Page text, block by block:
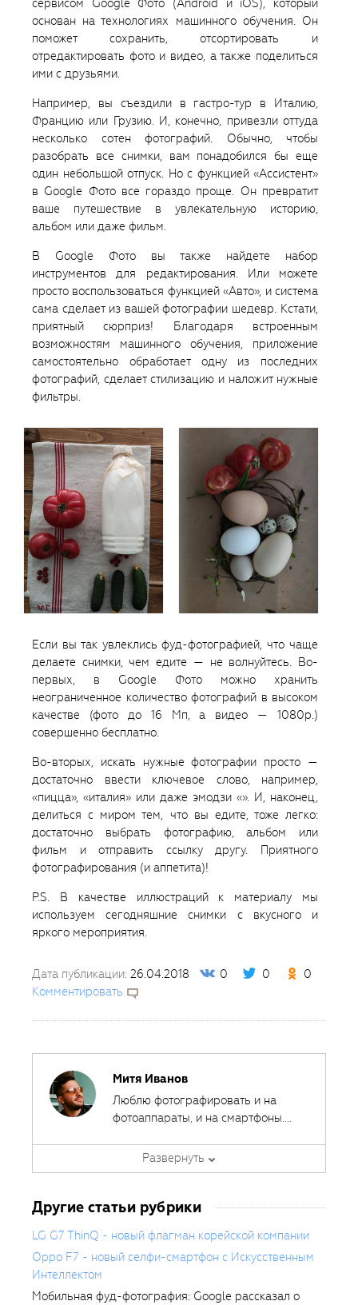
сервисом Google Фото (Android и iOS), который
основан на технологиях машинного обучения. Он
поможет сохранить, отсортировать и
отредактировать фото и видео, а также поделиться
ими с друзьями.
Например, вы съездили в гастро-тур в Италию,
Францию или Грузию. И, конечно, привезли оттуда
несколько сотен фотографий. Обычно, чтобы
разобрать все снимки, вам понадобился бы еще
один небольшой отпуск. Но с функцией «Ассистент»
в Google Фото все гораздо проще. Он превратит
ваше путешествие в увлекательную историю,
альбом или даже фильм.
В Google Фото вы также найдете набор
инструментов для редактирования. Или можете
просто воспользоваться функцией «Авто», и система
сама сделает из вашей фотографии шедевр. Кстати,
приятный сюрприз! Благодаря встроенным
возможностям машинного обучения, приложение
самостоятельно обработает одну из последних
фотографий, сделает стилизацию и наложит нужные
фильтры.
Если вы так увлеклись фуд-фотографией, что чаще
делаете снимки, чем едите — не волнуйтесь. Во-
первых, в Google Фото можно хранить
неограниченное количество фотографий в высоком
качестве (фото до 16 Мп, а видео — 1080р.)
совершенно бесплатно.
Во-вторых, искать нужные фотографии просто —
достаточно ввести ключевое слово, например,
«пицца», «италия» или даже эмодзи «». И, наконец,
делиться с миром тем, что вы едите, тоже легко:
достаточно выбрать фотографию, альбом или
фильм и отправить ссылку другу. Приятного
фотографирования (и аппетита)!
P.S. В качестве иллюстраций к материалу мы
используем сегодняшние снимки с вкусного и
яркого мероприятия.
Дата публикации: 26.04.2018 0 0
0
Комментировать
Митя Иванов
Люблю фотографировать и на
фотоаппараты, и на смартфоны.
которая всегда с собой.
Автор курсов и эксперт
Fotoshkola.net
Развернуть
Другие статьи рубрики
LG G7 ThinQ - новый флагман корейской компании
Oppo F7 - новый селфи-смартфон с Искусственным
Интеллектом
Мобильная фуд-фотография: Google рассказал о